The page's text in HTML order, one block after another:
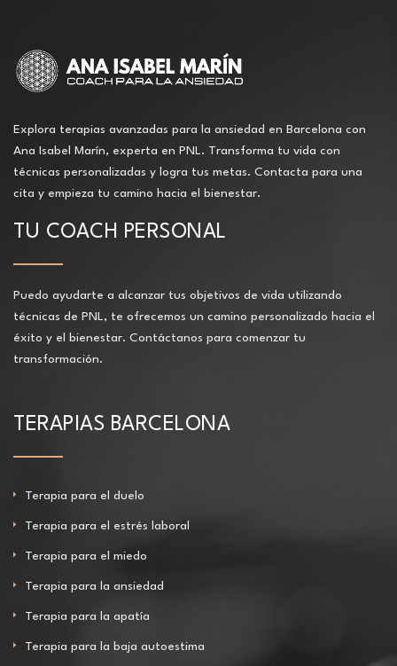
Explora terapias avanzadas para la ansiedad en Barcelona con
Ana Isabel Marín, experta en PNL. Transforma tu vida con
técnicas personalizadas y logra tus metas. Contacta para una
cita y empieza tu camino hacia el bienestar.
TU COACH PERSONAL
Puedo ayudarte a alcanzar tus objetivos de vida utilizando
técnicas de PNL, te ofrecemos un camino personalizado hacia el
éxito y el bienestar. Contáctanos para comenzar tu
transformación.
TERAPIAS BARCELONA
Terapia para el duelo
Terapia para el estrés laboral
Terapia para el miedo
Terapia para la ansiedad
Terapia para la apatía
Terapia para la baja autoestima